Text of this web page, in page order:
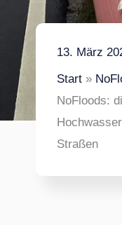
13. März
Start
NoFloods:
Straßen